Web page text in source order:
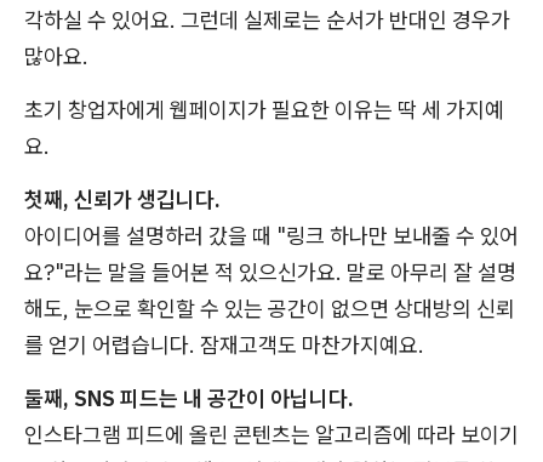
각하실 수 있어요. 그런데 실제로는 순서가 반대인 경우가
많아요.
초기 창업자에게 웹페이지가 필요한 이유는 딱 세 가지예
요.
첫째, 신뢰가 생깁니다.
아이디어를 설명하러 갔을 때 "링크 하나만 보내줄 수 있어
요?"라는 말을 들어본 적 있으신가요. 말로 아무리 잘 설명
해도, 눈으로 확인할 수 있는 공간이 없으면 상대방의 신뢰
를 얻기 어렵습니다. 잠재고객도 마찬가지예요.
둘째, SNS 피드는 내 공간이 아닙니다.
인스타그램 피드에 올린 콘텐츠는 알고리즘에 따라 보이기